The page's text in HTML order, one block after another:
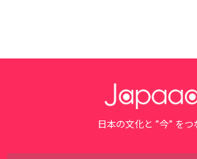
日本の文化と ”今” をつ